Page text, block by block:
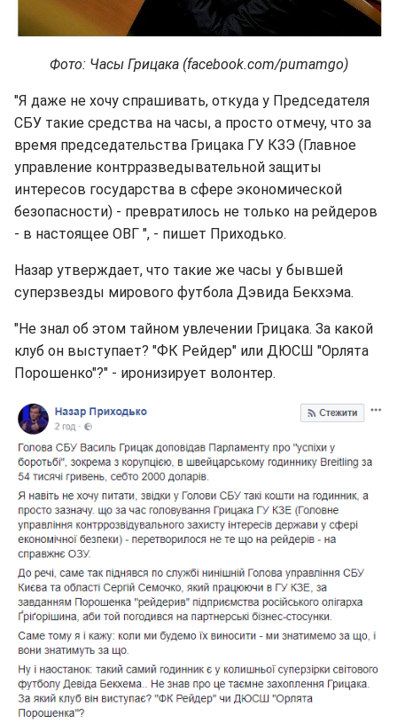
Фото: Часы Грицака (facebook.com/pumamgo)
"Я даже не хочу спрашивать, откуда у Председателя
СБУ такие средства на часы, а просто отмечу, что за
время председательства Грицака ГУ КЗЭ (Главное
управление контрразведывательной защиты
интересов государства в сфере экономической
безопасности) - превратилось не только на рейдеров
- в настоящее ОВГ ", - пишет Приходько.
Назар утверждает, что такие же часы у бывшей
суперзвезды мирового футбола Дэвида Бекхэма.
"Не знал об этом тайном увлечении Грицака. За какой
клуб он выступает? "ФК Рейдер" или ДЮСШ "Орлята
Порошенко"?" - иронизирует волонтер.